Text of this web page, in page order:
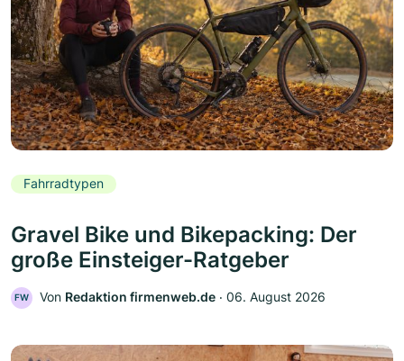
Fahrradtypen
Gravel Bike und Bikepacking: Der
große Einsteiger-Ratgeber
FW Von Redaktion firmenweb.de ‧ 06. August 2026